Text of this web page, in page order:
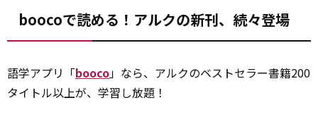
boocoで読める！アルクの新刊、続々登場
語学アプリ「booco」なら、アルクのベストセラー書籍200
タイトル以上が、学習し放題！